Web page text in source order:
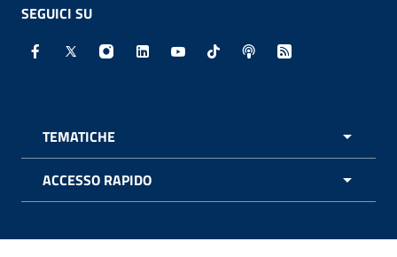
SEGUICI SU
Facebook - Sito esterno - Apertura in nuova finestra
X - Sito esterno - Apertura in nuova finestra
Instagram - Sito esterno - Apertura in
Linkedin - Sito esterno - Apertura in
Youtube - Sito esterno -
TikTok - Sito esterno -
Spreaker - Sito
Feed RSS -
TEMATICHE
ACCESSO RAPIDO